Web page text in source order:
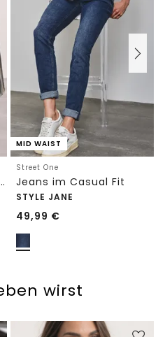
im Loose Fit
MID WAIST
Street One
Jeans im Casual Fit
STYLE JANE
49,99 €
wirst